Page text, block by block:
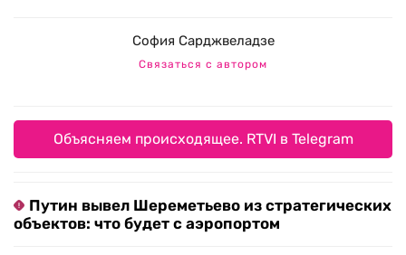
София Сарджвеладзе
Связаться с автором
Объясняем происходящее. RTVI в Telegram
Путин вывел Шереметьево из стратегических
объектов: что будет с аэропортом